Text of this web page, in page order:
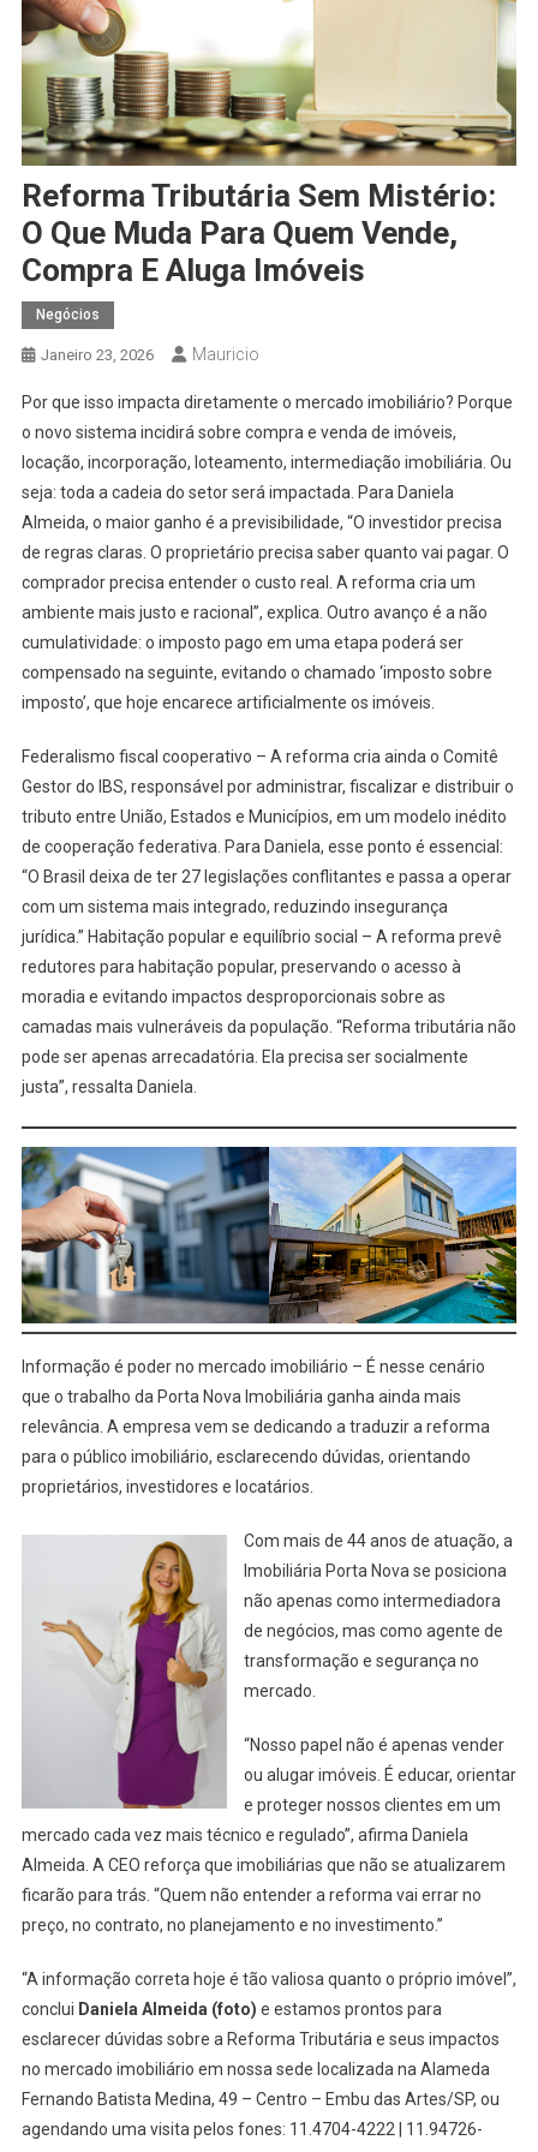
Reforma Tributária Sem Mistério:
O Que Muda Para Quem Vende,
Compra E Aluga Imóveis
Negócios
Janeiro 23, 2026 Mauricio
Por que isso impacta diretamente o mercado imobiliário? Porque
o novo sistema incidirá sobre compra e venda de imóveis,
locação, incorporação, loteamento, intermediação imobiliária. Ou
seja: toda a cadeia do setor será impactada. Para Daniela
Almeida, o maior ganho é a previsibilidade, “O investidor precisa
de regras claras. O proprietário precisa saber quanto vai pagar. O
comprador precisa entender o custo real. A reforma cria um
ambiente mais justo e racional”, explica. Outro avanço é a não
cumulatividade: o imposto pago em uma etapa poderá ser
compensado na seguinte, evitando o chamado ‘imposto sobre
imposto’, que hoje encarece artificialmente os imóveis.
Federalismo fiscal cooperativo – A reforma cria ainda o Comitê
Gestor do IBS, responsável por administrar, fiscalizar e distribuir o
tributo entre União, Estados e Municípios, em um modelo inédito
de cooperação federativa. Para Daniela, esse ponto é essencial:
“O Brasil deixa de ter 27 legislações conflitantes e passa a operar
com um sistema mais integrado, reduzindo insegurança
jurídica.” Habitação popular e equilíbrio social – A reforma prevê
redutores para habitação popular, preservando o acesso à
moradia e evitando impactos desproporcionais sobre as
camadas mais vulneráveis da população. “Reforma tributária não
pode ser apenas arrecadatória. Ela precisa ser socialmente
justa”, ressalta Daniela.
Informação é poder no mercado imobiliário – É nesse cenário
que o trabalho da Porta Nova Imobiliária ganha ainda mais
relevância. A empresa vem se dedicando a traduzir a reforma
para o público imobiliário, esclarecendo dúvidas, orientando
proprietários, investidores e locatários.
Com mais de 44 anos de atuação, a
Imobiliária Porta Nova se posiciona
não apenas como intermediadora
de negócios, mas como agente de
transformação e segurança no
mercado.
“Nosso papel não é apenas vender
ou alugar imóveis. É educar, orientar
e proteger nossos clientes em um
mercado cada vez mais técnico e regulado”, afirma Daniela
Almeida. A CEO reforça que imobiliárias que não se atualizarem
ficarão para trás. “Quem não entender a reforma vai errar no
preço, no contrato, no planejamento e no investimento.”
“A informação correta hoje é tão valiosa quanto o próprio imóvel”,
conclui Daniela Almeida (foto) e estamos prontos para
esclarecer dúvidas sobre a Reforma Tributária e seus impactos
no mercado imobiliário em nossa sede localizada na Alameda
Fernando Batista Medina, 49 – Centro – Embu das Artes/SP, ou
agendando uma visita pelos fones: 11.4704-4222 | 11.94726-